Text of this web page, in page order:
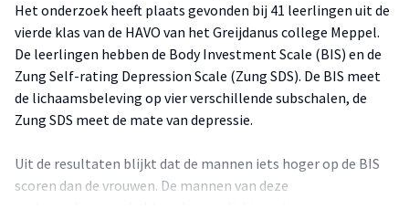
Het onderzoek heeft plaats gevonden bij 41 leerlingen uit de
vierde klas van de HAVO van het Greijdanus college Meppel.
De leerlingen hebben de Body Investment Scale (BIS) en de
Zung Self-rating Depression Scale (Zung SDS). De BIS meet
de lichaamsbeleving op vier verschillende subschalen, de
Zung SDS meet de mate van depressie.
Uit de resultaten blijkt dat de mannen iets hoger op de BIS
scoren dan de vrouwen. De mannen van deze